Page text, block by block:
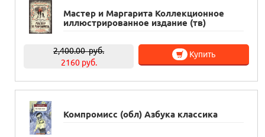
Мастер и Маргарита Коллекционное
иллюстрированное издание (тв)
2,400.00руб.
2160 руб.
Купить
Компромисс (обл) Азбука классика